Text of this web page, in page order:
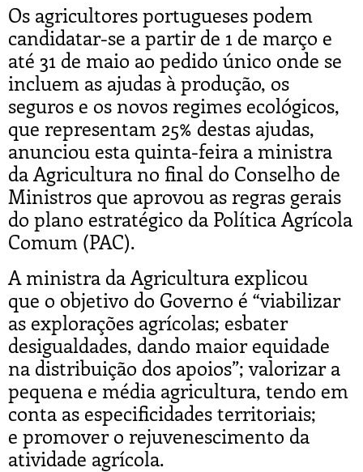
Os agricultores portugueses podem
candidatar-se a partir de 1 de março e
até 31 de maio ao pedido único onde se
incluem as ajudas à produção, os
seguros e os novos regimes ecológicos,
que representam 25% destas ajudas,
anunciou esta quinta-feira a ministra
da Agricultura no final do Conselho de
Ministros que aprovou as regras gerais
do plano estratégico da Política Agrícola
Comum (PAC).
A ministra da Agricultura explicou
que o objetivo do Governo é “viabilizar
as explorações agrícolas; esbater
desigualdades, dando maior equidade
na distribuição dos apoios”; valorizar a
pequena e média agricultura, tendo em
conta as especificidades territoriais;
e promover o rejuvenescimento da
atividade agrícola.